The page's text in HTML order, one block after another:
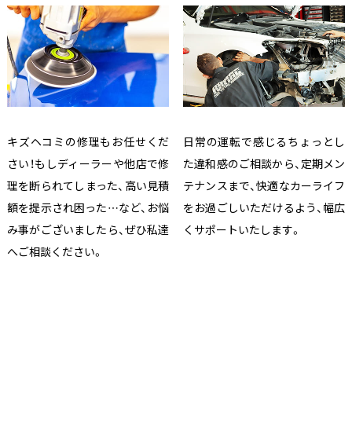
キズヘコミの修理もお任せくだ
さい！もしディーラーや他店で修
理を断られてしまった、高い見積
額を提示され困った…など、お悩
み事がございましたら、ぜひ私達
へご相談ください。
日常の運転で感じるちょっとし
た違和感のご相談から、定期メン
テナンスまで、快適なカーライフ
をお過ごしいただけるよう、幅広
くサポートいたします。